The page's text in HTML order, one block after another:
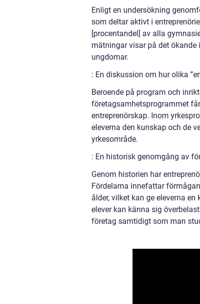
Enligt en undersökning
som deltar aktivt i
[procentandel] av alla
mätningar visar på det
ungdomar.
: En diskussion om hur olika
Beroende på program och
företagsamhetsprogrammet
entreprenörskap. Inom
eleverna den kunskap och de
yrkesområde.
: En historisk genomgång av
Genom historien har
Fördelarna innefattar
ålder, vilket kan ge eleverna
elever kan känna sig
företag samtidigt som man